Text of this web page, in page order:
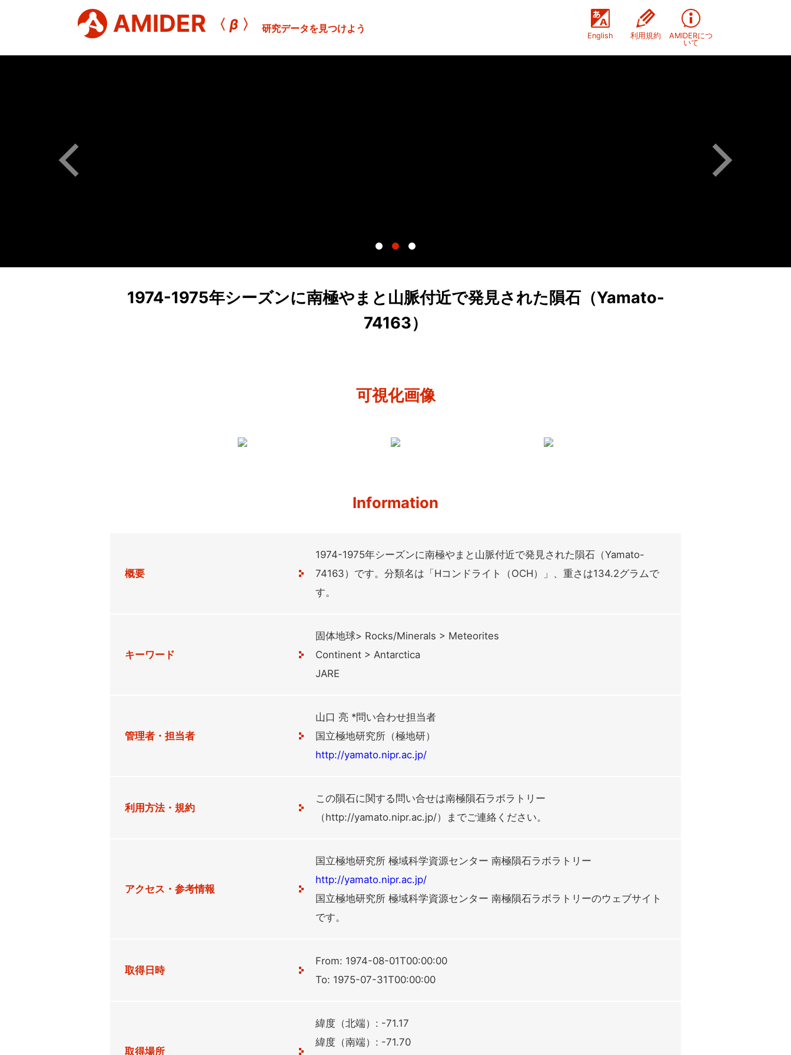
AMIDER 〈 β 〉 研究データを見つけよう
English 利用規約
AMIDERにつ
いて
1974-1975年シーズンに南極やまと山脈付近で発見された隕石（Yamato-
74163）
可視化画像
Information
概要
1974-1975年シーズンに南極やまと山脈付近で発見された隕石（Yamato-
74163）です。分類名は「Hコンドライト（OCH）」、重さは134.2グラムで
す。
キーワード
固体地球> Rocks/Minerals > Meteorites
Continent > Antarctica
JARE
管理者・担当者
山口 亮 *問い合わせ担当者
国立極地研究所（極地研）
http://yamato.nipr.ac.jp/
利用方法・規約
この隕石に関する問い合せは南極隕石ラボラトリー
（http://yamato.nipr.ac.jp/）までご連絡ください。
アクセス・参考情報
国立極地研究所 極域科学資源センター 南極隕石ラボラトリー
http://yamato.nipr.ac.jp/
国立極地研究所 極域科学資源センター 南極隕石ラボラトリーのウェブサイト
です。
取得日時
From: 1974-08-01T00:00:00
To: 1975-07-31T00:00:00
取得場所
緯度（北端）: -71.17
緯度（南端）: -71.70